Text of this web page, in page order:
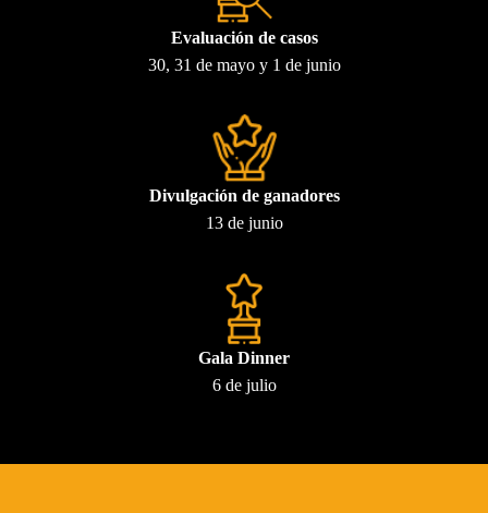
Evaluación de casos
30, 31 de mayo y 1 de junio
Divulgación de ganadores
13 de junio
Gala Dinner
6 de julio